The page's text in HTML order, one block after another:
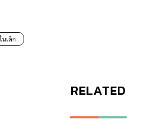
เด็ก
RELATED